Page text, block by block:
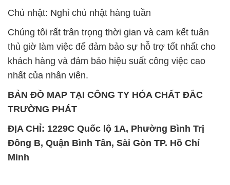
Chủ nhật: Nghỉ chủ nhật hàng tuần
Chúng tôi rất trân trọng thời gian và cam kết tuân
thủ giờ làm việc để đảm bảo sự hỗ trợ tốt nhất cho
khách hàng và đảm bảo hiệu suất công việc cao
nhất của nhân viên.
BẢN ĐỒ MAP TẠI CÔNG TY HÓA CHẤT ĐẮC
TRƯỜNG PHÁT
ĐỊA CHỈ: 1229C Quốc lộ 1A, Phường Bình Trị
Đông B, Quận Bình Tân, Sài Gòn TP. Hồ Chí
Minh